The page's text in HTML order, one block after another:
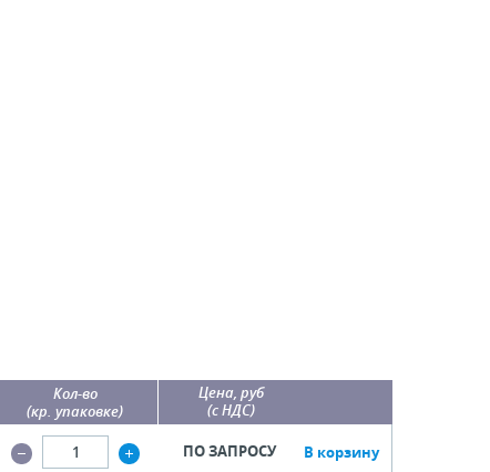
Кол-во
(кр. упаковке)
Цена, руб
(с НДС)
ПО ЗАПРОСУ В корзину